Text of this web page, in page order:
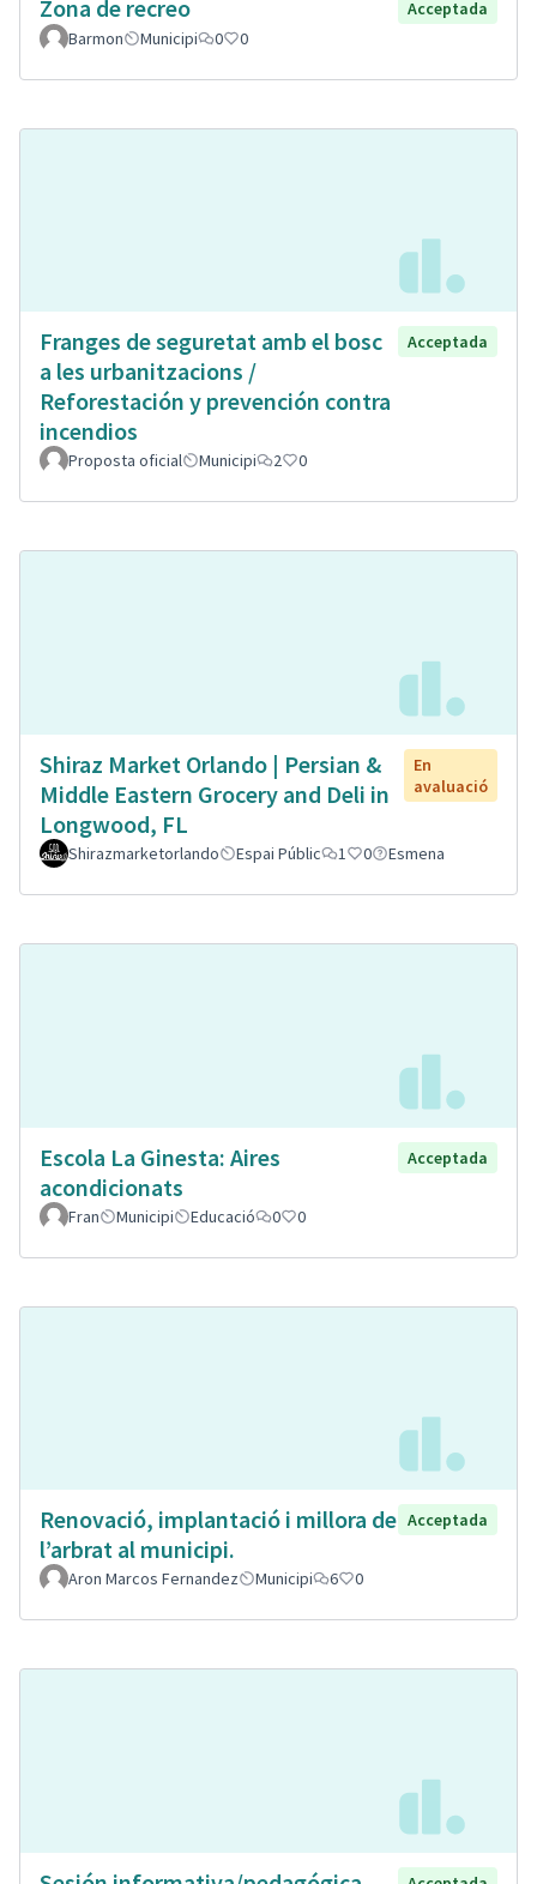
Zona de recreo
Acceptada
Barmon
Municipi 0 0
Franges de seguretat amb el bosc
a les urbanitzacions /
Reforestación y prevención contra
incendios
Acceptada
Proposta oficial Municipi 2 0
Shiraz Market Orlando | Persian &
Middle Eastern Grocery and Deli in
Longwood, FL
En
avaluació
Shirazmarketorlando Espai Públic 1 0 Esmena
Escola La Ginesta: Aires
acondicionats
Acceptada
Fran Municipi Educació 0 0
Renovació, implantació i millora de
l’arbrat al municipi.
Acceptada
Aron Marcos Fernandez Municipi 6 0